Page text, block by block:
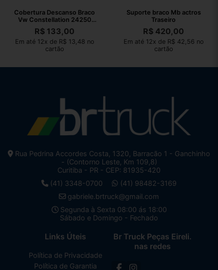
Cobertura Descanso Braco
Vw Constellation 24250
2006
R$ 133,00
Em até 12x de R$ 13,48 no
cartão
Suporte braco Mb actros
Traseiro
R$ 420,00
Em até 12x de R$ 42,56 no
cartão
Rua Pedrina Accordes Costa, 1320, Barracão 1 - Ganchinho
- (Contorno Leste, Km 109,8)
Curitiba - PR - CEP: 81935-420
(41) 3348-0700
(41) 98482-3169
gabriele.brtruck@gmail.com
Segunda à Sexta 08:00 ás 18:00
Sábado e Domingo - Fechado
Links Úteis
Política de Privacidade
Política de Garantia
Br Truck Peças Eireli.
nas redes